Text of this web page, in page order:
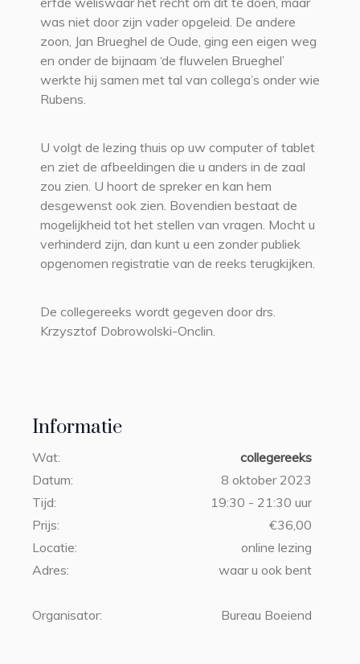
Informatie
Wat:
collegereeks
Datum:
8 oktober 2023
Tijd:
19:30 - 21:30 uur
Prijs:
€36,00
Locatie:
online lezing
Adres:
waar u ook bent
Organisator: Bureau Boeiend
was niet door zijn vader opgeleid. De andere
zoon, Jan Brueghel de Oude, ging een eigen weg
en onder de bijnaam ‘de fluwelen Brueghel’
werkte hij samen met tal van collega’s onder wie
Rubens.
U volgt de lezing thuis op uw computer of tablet
en ziet de afbeeldingen die u anders in de zaal
zou zien. U hoort de spreker en kan hem
desgewenst ook zien. Bovendien bestaat de
mogelijkheid tot het stellen van vragen. Mocht u
verhinderd zijn, dan kunt u een zonder publiek
opgenomen registratie van de reeks terugkijken.
De collegereeks wordt gegeven door drs.
Krzysztof Dobrowolski-Onclin.